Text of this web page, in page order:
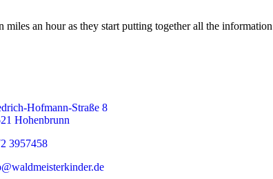
an hour as they start putting together all the information
Hofmann-Straße 8
Hohenbrunn
3957458